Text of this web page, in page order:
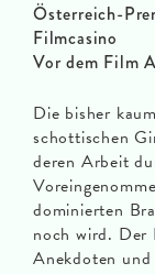
Österreich-
Filmcasino
Vor dem Film
Die bisher
schottischen
deren Arbeit
dominierten
noch wird. Der
Anekdoten